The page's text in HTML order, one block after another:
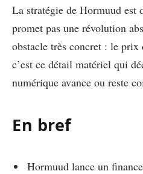
La stratégie de Hormuud est
promet pas une révolution
obstacle très concret : le
c’est ce détail matériel qui
numérique avance ou reste
En bref
Hormuud lance un